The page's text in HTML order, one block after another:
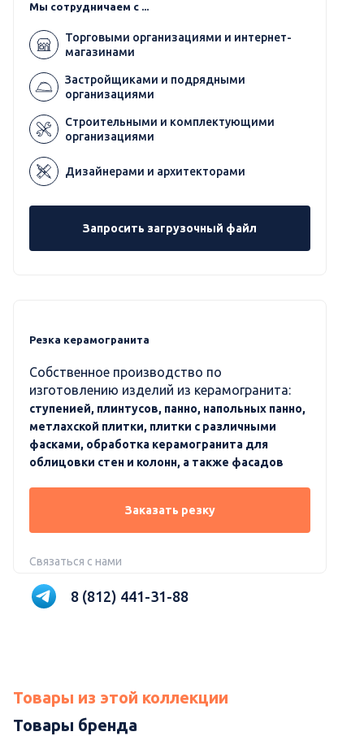
Мы сотрудничаем с ...
Торговыми организациями и интернет-
магазинами
Застройщиками и подрядными
организациями
Строительными и комплектующими
организациями
Дизайнерами и архитекторами
Запросить загрузочный файл
Резка керамогранита
Собственное производство по
изготовлению изделий из керамогранита:
ступенией, плинтусов, панно, напольных панно,
метлахской плитки, плитки с различными
фасками, обработка керамогранита для
облицовки стен и колонн, а также фасадов
Заказать резку
Связаться с нами
8 (812) 441-31-88
Товары из этой коллекции
Товары бренда